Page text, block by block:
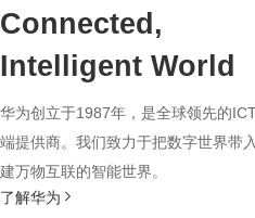
Connected,
Intelligent World
华为创立于1987年，是全球领先的
端提供商。我们致力于把数字世界带
建万物互联的智能世界。
了解华为